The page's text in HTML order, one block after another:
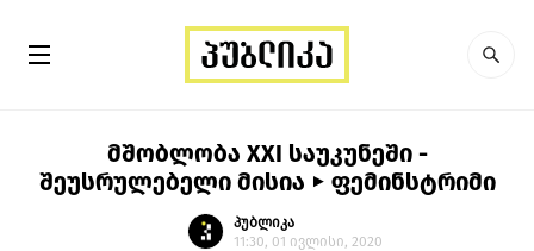
მშობლობა XXI საუკუნეში -
შეუსრულებელი მისია ► ფემინსტრიმი
პუბლიკა
11:30, 01 ივლისი, 2020